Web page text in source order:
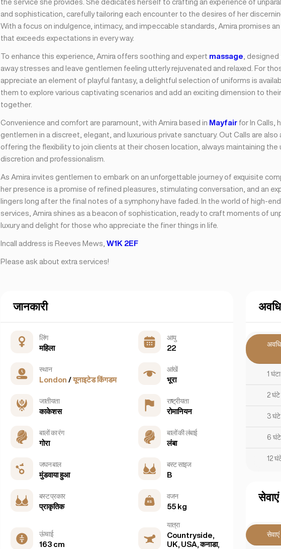
the service she provides. She dedicates herself to crafting an experience of
and sophistication, carefully tailoring each encounter to the desires of her
With a focus on indulgence, intimacy, and impeccable standards, Amira promises
that exceeds expectations in every way.
To enhance this experience, Amira offers soothing and expert massage ,
away stresses and leave gentlemen feeling utterly rejuvenated and relaxed. For
appreciate an element of playful fantasy, a delightful selection of uniforms is
them to explore various captivating scenarios and add an exciting dimension to
together.
Convenience and comfort are paramount, with Amira based in Mayfair for In Calls,
gentlemen in a discreet, elegant, and luxurious private sanctuary. Out Calls are also
offering the flexibility to join clients at their chosen location, always maintaining the
discretion and professionalism.
As Amira invites gentlemen to embark on an unforgettable journey of exquisite
her presence is a promise of refined pleasures, stimulating conversation, and an
lingers long after the final notes of a symphony have faded. In the world of high-
services, Amira shines as a beacon of sophistication, ready to craft moments of
luxury and delight for those who appreciate the finer things in life.
Incall address is Reeves Mews, W1K 2EF
Please ask about extra services!
जानकारी
लिंग
महिला
आयु
22
स्थान
London /यूनाइटेड किंगडम
आंखें
भूरा
जातीयता
काकेशस
राष्ट्रीयता
रोमानियन
बालों का रंग
गोरा
बालों की लंबाई
लंबा
जघन बाल
मुंडवाया हुआ
बस्ट साइज
B
बस्ट प्रकार
प्राकृतिक
वजन
55 kg
ऊंचाई
163 cm
यात्रा
Countryside,
UK, USA, कनाडा,
अवधि
1 घंटा
2 घंटे
3 घंटे
6 घंटे
12
सेवाएं
सेवाएं